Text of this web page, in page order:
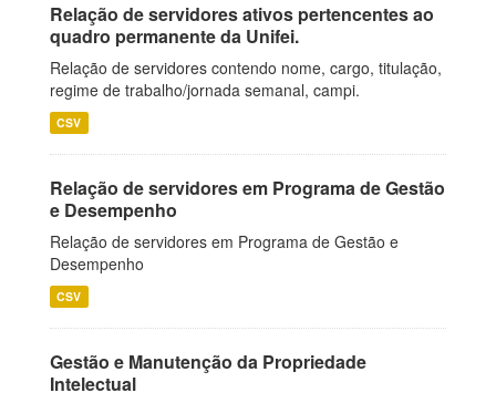
Relação de servidores ativos pertencentes ao
quadro permanente da Unifei.
Relação de servidores contendo nome, cargo, titulação,
regime de trabalho/jornada semanal, campi.
CSV
Relação de servidores em Programa de Gestão
e Desempenho
Relação de servidores em Programa de Gestão e
Desempenho
CSV
Gestão e Manutenção da Propriedade
Intelectual